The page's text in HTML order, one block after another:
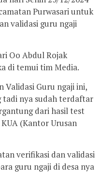
Purwasari untuk
validasi guru ngaji
Oo Abdul Rojak
di temui tim Media.
Validasi Guru ngaji ini,
tadi nya sudah terdaftar
dari hasil test
(Kantor Urusan
verifikasi dan validasi
guru ngaji di desa nya